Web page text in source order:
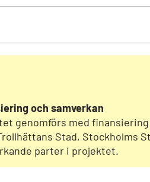
och samverkan
genomförs med finansiering
Stad, Stockholms
parter i projektet.